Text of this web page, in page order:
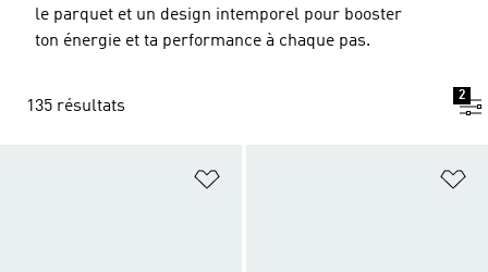
le parquet et un design intemporel pour booster
ton énergie et ta performance à chaque pas.
135 résultats
2
Ajouter à la Liste de produits